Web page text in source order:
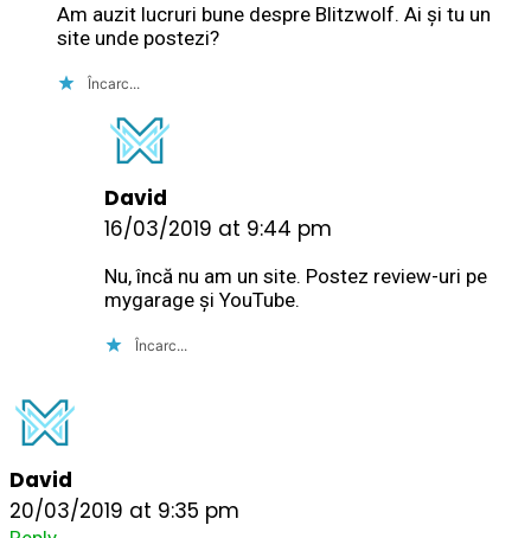
Am auzit lucruri bune despre Blitzwolf. Ai și tu un
site unde postezi?
Încarc...
David
16/03/2019 at 9:44 pm
Nu, încă nu am un site. Postez review-uri pe
mygarage și YouTube.
Încarc...
David
20/03/2019 at 9:35 pm